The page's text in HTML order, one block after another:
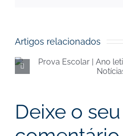
Artigos relacionados
Execução
Deixe o seu